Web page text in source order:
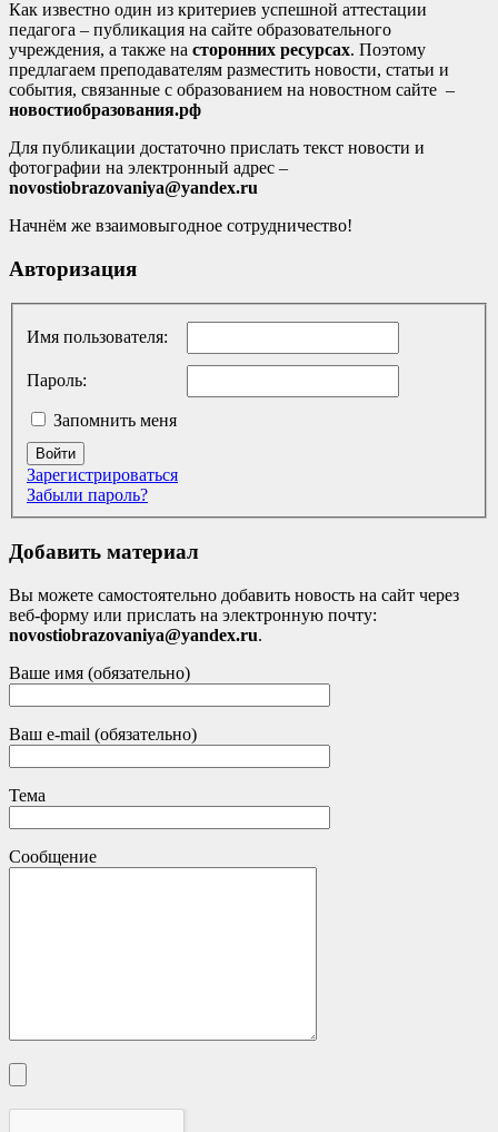
Как известно один из критериев успешной аттестации
педагога – публикация на сайте образовательного
учреждения, а также на сторонних ресурсах. Поэтому
предлагаем преподавателям разместить новости, статьи и
события, связанные с образованием на новостном сайте –
новостиобразования.рф
Для публикации достаточно прислать текст новости и
фотографии на электронный адрес –
novostiobrazovaniya@yandex.ru
Начнём же взаимовыгодное сотрудничество!
Авторизация
Имя пользователя:
Пароль:
Запомнить меня
Войти
Зарегистрироваться
Забыли пароль?
Добавить материал
Вы можете самостоятельно добавить новость на сайт через
веб-форму или прислать на электронную почту:
novostiobrazovaniya@yandex.ru.
Ваше имя (обязательно)
Ваш e-mail (обязательно)
Тема
Сообщение